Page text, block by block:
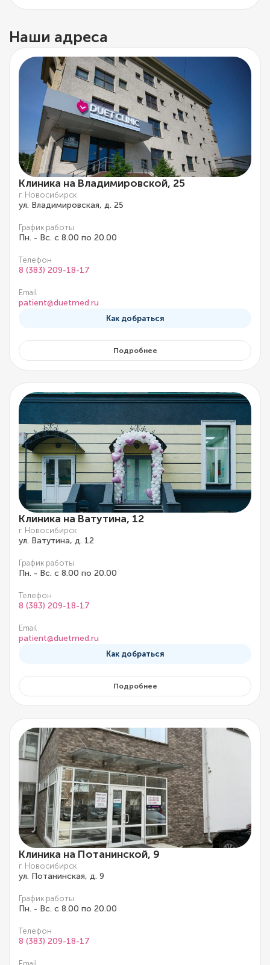
Наши адреса
Клиника на Владимировской, 25
г. Новосибирск
ул. Владимировская, д. 25
График работы
Пн. - Вс. с 8.00 по 20.00
Телефон
8 (383) 209-18-17
Email
patient@duetmed.ru
Как добраться
Подробнее
Клиника на Ватутина, 12
г. Новосибирск
ул. Ватутина, д. 12
График работы
Пн. - Вс. с 8.00 по 20.00
Телефон
8 (383) 209-18-17
Email
patient@duetmed.ru
Как добраться
Подробнее
Клиника на Потанинской, 9
г. Новосибирск
ул. Потанинская, д. 9
График работы
Пн. - Вс. с 8.00 по 20.00
Телефон
8 (383) 209-18-17